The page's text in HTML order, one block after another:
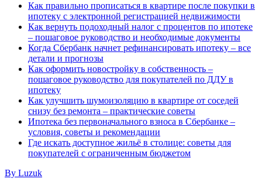
Как правильно прописаться в квартире после покупки в
ипотеку с электронной регистрацией недвижимости
Как вернуть подоходный налог с процентов по ипотеке
– пошаговое руководство и необходимые документы
Когда Сбербанк начнет рефинансировать ипотеку – все
детали и прогнозы
Как оформить новостройку в собственность –
пошаговое руководство для покупателей по ДДУ в
ипотеку
Как улучшить шумоизоляцию в квартире от соседей
снизу без ремонта – практические советы
Ипотека без первоначального взноса в Сбербанке –
условия, советы и рекомендации
Где искать доступное жильё в столице: советы для
покупателей с ограниченным бюджетом
By Luzuk